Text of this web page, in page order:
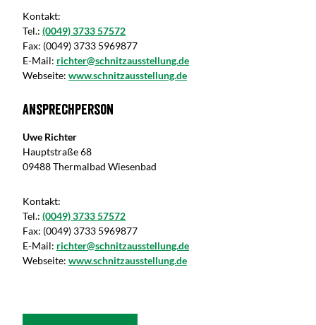
Kontakt:
Tel.: (0049) 3733 57572
Fax: (0049) 3733 5969877
E-Mail: richter@schnitzausstellung.de
Webseite: www.schnitzausstellung.de
Ansprechperson
Uwe Richter
Hauptstraße 68
09488 Thermalbad Wiesenbad
Kontakt:
Tel.: (0049) 3733 57572
Fax: (0049) 3733 5969877
E-Mail: richter@schnitzausstellung.de
Webseite: www.schnitzausstellung.de